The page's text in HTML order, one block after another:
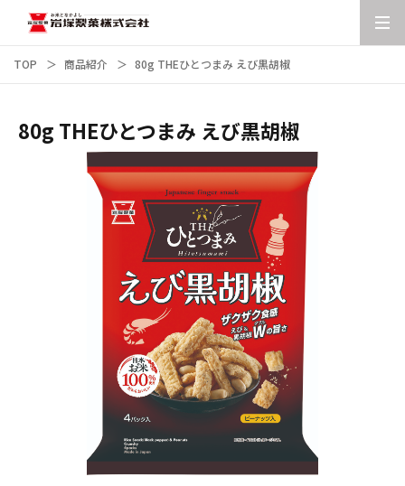
TOP 商品紹介 80g THEひとつまみ えび黒胡椒
80g THEひとつまみ えび黒胡椒